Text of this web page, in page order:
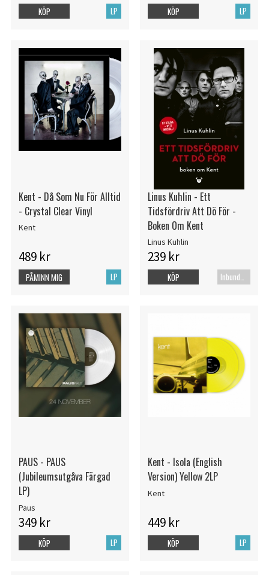
LP
KÖP LP
KÖP
Kent - Då Som Nu För Alltid
- Crystal Clear Vinyl
Kent
489 kr
LP
PÅMINN MIG
Linus Kuhlin - Ett
Tidsfördriv Att Dö För -
Boken Om Kent
Linus Kuhlin
239 kr
KÖP
PAUS - PAUS
(Jubileumsutgåva Färgad
LP)
Paus
349 kr
LP
KÖP
Kent - Isola (English
Version) Yellow 2LP
Kent
449 kr
LP
KÖP